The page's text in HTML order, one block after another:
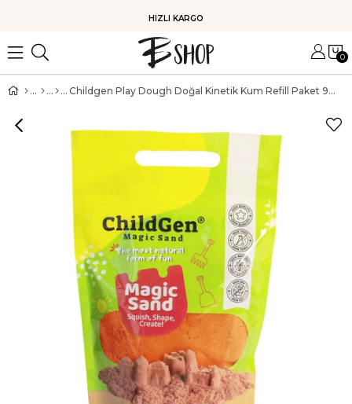
HIZLI KARGO
0
Childgen Play Dough Doğal Kinetik Kum Refill Paket 907gr | Turuncu